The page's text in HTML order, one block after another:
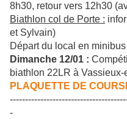
8h30, retour vers 12h30
Biathlon col de Porte :
et Sylvain)
Départ du local en
Dimanche 12/01 :
biathlon 22LR à Vassieux-
PLAQUETTE DE
-